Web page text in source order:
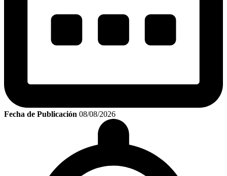
Fecha de Publicación 08/08/2026